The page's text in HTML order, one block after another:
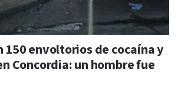
150 envoltorios de cocaína y
Concordia: un hombre fue